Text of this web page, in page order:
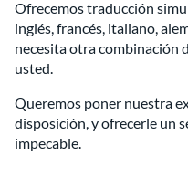
Ofrecemos traducción
inglés, francés, italiano,
necesita otra combinación
usted.
Queremos poner nuestra
disposición, y ofrecerle un
impecable.